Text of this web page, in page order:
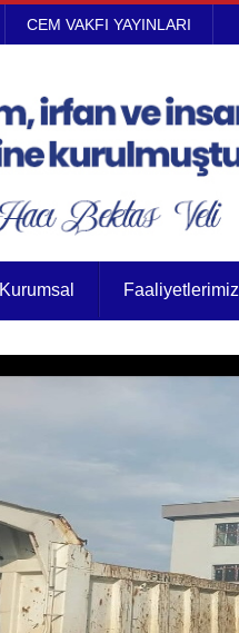
CEM VAKFI YAYINLARI
Kurumsal Faaliyetlerimiz